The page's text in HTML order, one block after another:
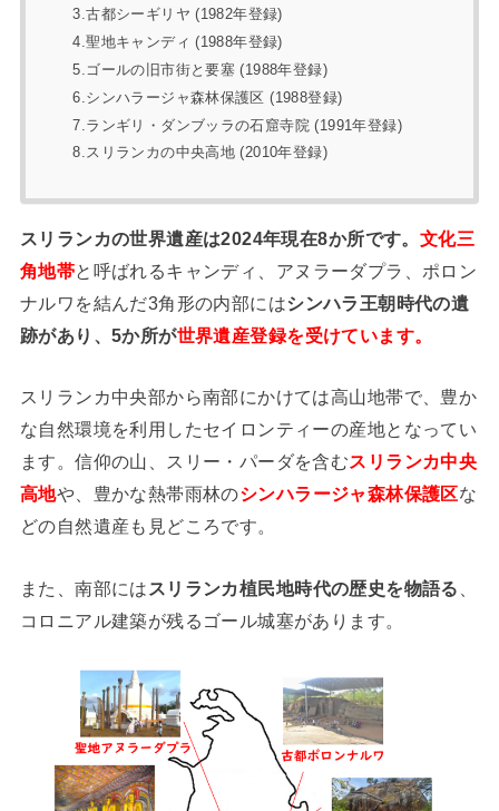
3.古都シーギリヤ (1982年登録)
4.聖地キャンディ (1988年登録)
5.ゴールの旧市街と要塞 (1988年登録)
6.シンハラージャ森林保護区 (1988登録)
7.ランギリ・ダンブッラの石窟寺院 (1991年登録)
8.スリランカの中央高地 (2010年登録)
スリランカの世界遺産は2024年現在8か所です。 文化三
角地帯と呼ばれるキャンディ、アヌラーダプラ、ポロン
ナルワを結んだ3角形の内部にはシンハラ王朝時代の遺
跡があり、5か所が世界遺産登録を受けています。
スリランカ中央部から南部にかけては高山地帯で、豊か
な自然環境を利用したセイロンティーの産地となってい
ます。信仰の山、スリー・パーダを含むスリランカ中央
高地や、豊かな熱帯雨林のシンハラージャ森林保護区な
どの自然遺産も見どころです。
また、南部には スリランカ植民地時代の歴史を物語る
コロニアル建築が残るゴール城塞があります。